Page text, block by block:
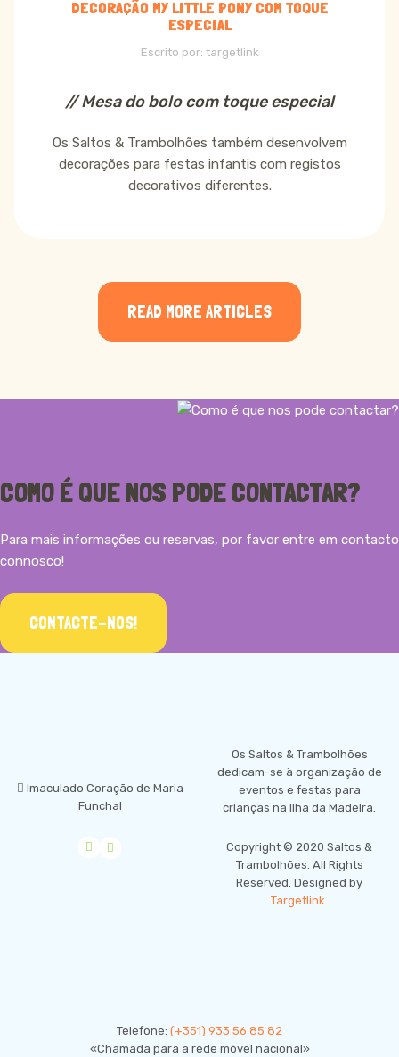
DECORAÇÃO MY LITTLE PONY COM TOQUE
ESPECIAL
Escrito por: targetlink
// Mesa do bolo com toque especial
Os Saltos & Trambolhões também desenvolvem
decorações para festas infantis com registos
decorativos diferentes.
READ MORE ARTICLES
COMO É QUE NOS PODE CONTACTAR?
Para mais informações ou reservas, por favor entre em contacto
connosco!
CONTACTE-NOS!
Imaculado Coração de Maria
Funchal
Os Saltos & Trambolhões
dedicam-se à organização de
eventos e festas para
crianças na Ilha da Madeira.
Copyright © 2020 Saltos &
Trambolhões. All Rights
Reserved. Designed by
Targetlink.
Telefone: (+351) 933 56 85 82
«Chamada para a rede móvel nacional»